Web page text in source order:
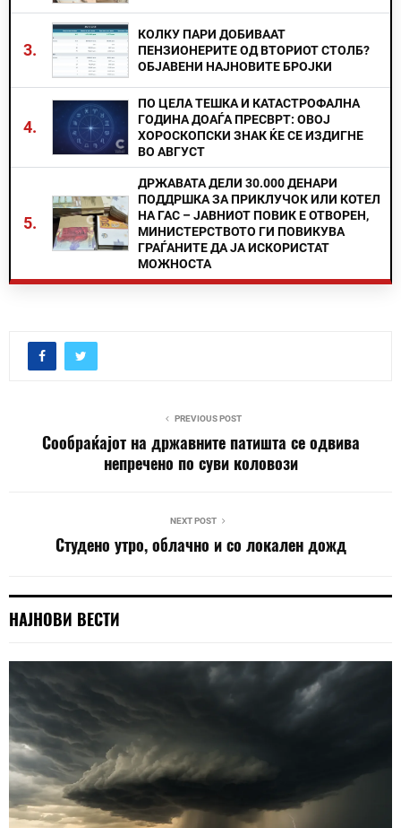
3.
КОЛКУ ПАРИ ДОБИВААТ
ПЕНЗИОНЕРИТЕ ОД ВТОРИОТ СТОЛБ?
ОБЈАВЕНИ НАЈНОВИТЕ БРОЈКИ
4.
ПО ЦЕЛА ТЕШКА И КАТАСТРОФАЛНА
ГОДИНА ДОАЃА ПРЕСВРТ: ОВОЈ
ХОРОСКОПСКИ ЗНАК ЌЕ СЕ ИЗДИГНЕ
ВО АВГУСТ
5.
ДРЖАВАТА ДЕЛИ 30.000 ДЕНАРИ
ПОДДРШКА ЗА ПРИКЛУЧОК ИЛИ КОТЕЛ
НА ГАС – ЈАВНИОТ ПОВИК Е ОТВОРЕН,
МИНИСТЕРСТВОТО ГИ ПОВИКУВА
ГРАЃАНИТЕ ДА ЈА ИСКОРИСТАТ
МОЖНОСТА
PREVIOUS POST
Сообраќајот на државните патишта се одвива
непречено по суви коловози
NEXT POST
Студено утро, облачно и со локален дожд
НАЈНОВИ ВЕСТИ